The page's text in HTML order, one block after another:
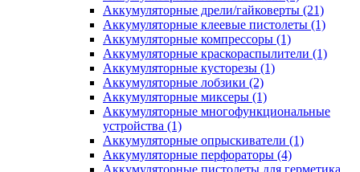
Аккумуляторные дрели/гайковерты (21)
Аккумуляторные клеевые пистолеты (1)
Аккумуляторные компрессоры (1)
Аккумуляторные краскораспылители (1)
Аккумуляторные кусторезы (1)
Аккумуляторные лобзики (2)
Аккумуляторные миксеры (1)
Аккумуляторные многофункциональные
устройства (1)
Аккумуляторные опрыскиватели (1)
Аккумуляторные перфораторы (4)